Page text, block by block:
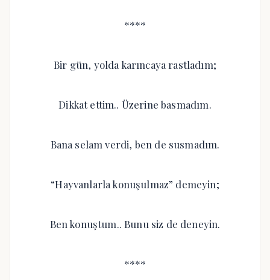
****
Bir gün, yolda karıncaya rastladım;
Dikkat ettim.. Üzerine basmadım.
Bana selam verdi, ben de susmadım.
“Hayvanlarla konuşulmaz” demeyin;
Ben konuştum.. Bunu siz de deneyin.
****